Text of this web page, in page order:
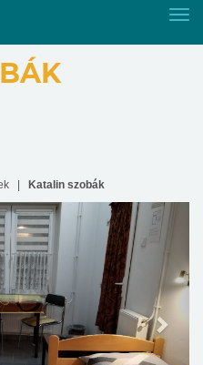
Katalin szobák